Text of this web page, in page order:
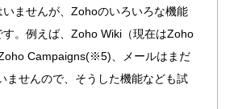
ませんが、Zohoのいろいろな機能
す。例えば、Zoho Wiki（現在はZoho
Campaigns(※5)、メールはまだ
ませんので、そうした機能なども試